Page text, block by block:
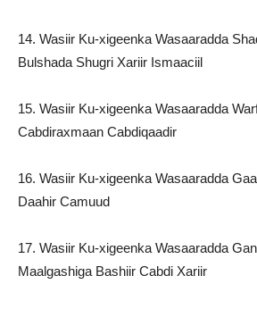
14. Wasiir Ku-xigeenka Wasaaradda
Bulshada Shugri Xariir Ismaaciil
15. Wasiir Ku-xigeenka Wasaaradda
Cabdiraxmaan Cabdiqaadir
16. Wasiir Ku-xigeenka Wasaaradda
Daahir Camuud
17. Wasiir Ku-xigeenka Wasaaradda
Maalgashiga Bashiir Cabdi Xariir